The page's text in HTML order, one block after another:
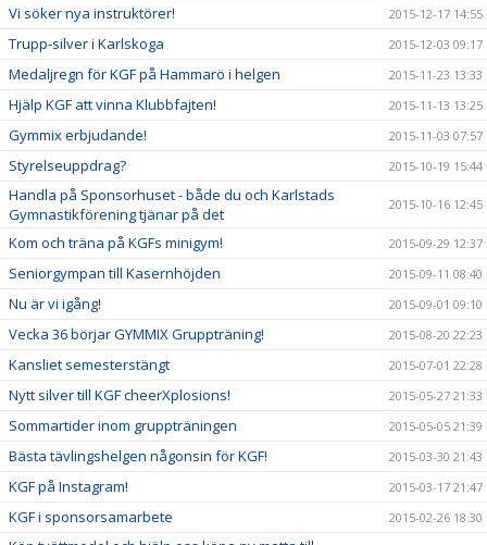
Vi söker nya instruktörer! 2015-12-17 14:55
Trupp-silver i Karlskoga 2015-12-03 09:17
Medaljregn för KGF på Hammarö i helgen 2015-11-23 13:33
Hjälp KGF att vinna Klubbfajten! 2015-11-13 13:25
Gymmix erbjudande! 2015-11-03 07:57
Styrelseuppdrag? 2015-10-19 15:44
Handla på Sponsorhuset - både du och Karlstads
Gymnastikförening tjänar på det
2015-10-16 12:45
Kom och träna på KGFs minigym! 2015-09-29 12:37
Seniorgympan till Kasernhöjden 2015-09-11 08:40
Nu är vi igång! 2015-09-01 09:10
Vecka 36 börjar GYMMIX Gruppträning! 2015-08-20 22:23
Kansliet semesterstängt 2015-07-01 22:28
Nytt silver till KGF cheerXplosions! 2015-05-27 21:33
Sommartider inom gruppträningen 2015-05-05 21:39
Bästa tävlingshelgen någonsin för KGF! 2015-03-30 21:43
KGF på Instagram! 2015-03-17 21:47
KGF i sponsorsamarbete 2015-02-26 18:30